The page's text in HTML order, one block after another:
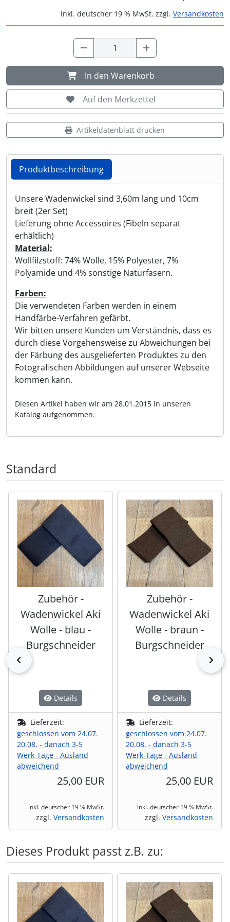
inkl. deutscher 19 % MwSt. zzgl. Versandkosten
In den Warenkorb
Auf den Merkzettel
Artikeldatenblatt drucken
Produktbeschreibung
Produktbeschreibung
Unsere Wadenwickel sind 3,60m lang und 10cm
breit (2er Set)
Lieferung ohne Accessoires (Fibeln separat
erhältlich)
Material:
Wollfilzstoff: 74% Wolle, 15% Polyester, 7%
Polyamide und 4% sonstige Naturfasern.
Farben:
Die verwendeten Farben werden in einem
Handfärbe-Verfahren gefärbt.
Wir bitten unsere Kunden um Verständnis, dass es
durch diese Vorgehensweise zu Abweichungen bei
der Färbung des ausgelieferten Produktes zu den
Fotografischen Abbildungen auf unserer Webseite
kommen kann.
Diesen Artikel haben wir am 28.01.2015 in unseren
Katalog aufgenommen.
Standard
Es folgt ein Produktslider - navigieren Sie mit der Tab-
Zubehör -
Wadenwickel Aki
Wolle - blau -
Burgschneider
Details
Lieferzeit:
geschlossen vom 24.07.
20.08. - danach 3-5
Werk-Tage - Ausland
abweichend
25,00 EUR
inkl. deutscher 19 % MwSt.
zzgl. Versandkosten
Zubehör -
Wadenwickel Aki
Wolle - braun -
Burgschneider
Details
Lieferzeit:
geschlossen vom 24.07.
20.08. - danach 3-5
Werk-Tage - Ausland
abweichend
25,00 EUR
inkl. deutscher 19 % MwSt.
zzgl. Versandkosten
Dieses Produkt passt z.B. zu:
Es folgt ein Produktslider - navigieren Sie mit der Tab-
Shisha & Raucherbedarf
Trinkflaschen & -schläuche (7)
Trinkhörner, Halter & Ständer (15)
Trommeln, Klagschalen & Musikinstrumente
Truhen & Kisten (30)
Umhängetaschen (56)